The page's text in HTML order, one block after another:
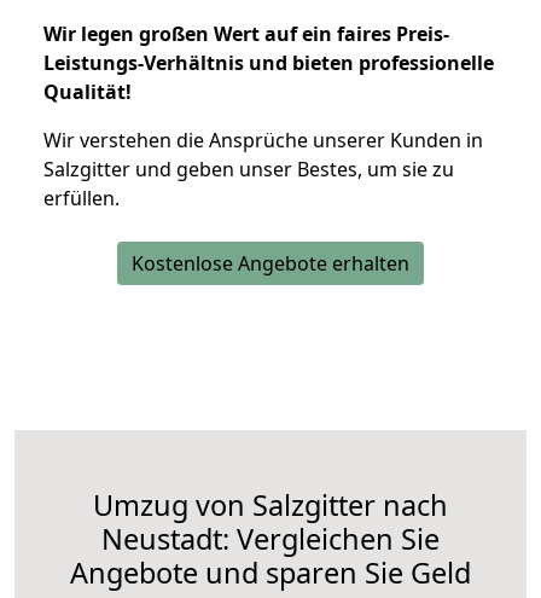
Wir legen großen Wert auf ein faires Preis-
Leistungs-Verhältnis und bieten professionelle
Qualität!
Wir verstehen die Ansprüche unserer Kunden in
Salzgitter und geben unser Bestes, um sie zu
erfüllen.
Kostenlose Angebote erhalten
Umzug von Salzgitter nach
Neustadt: Vergleichen Sie
Angebote und sparen Sie Geld